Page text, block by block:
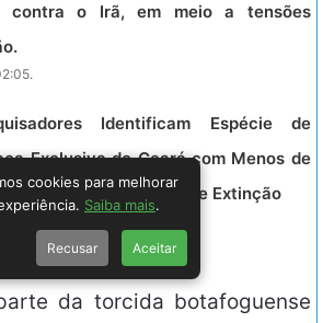
contra o Irã, em meio a tensões
Identificam Espécie de
Exclusiva do Ceará com Menos de
e Ameaçada de Extinção
da torcida botafoguense
cookies para melhorar
Saiba mais
Recusar Aceitar